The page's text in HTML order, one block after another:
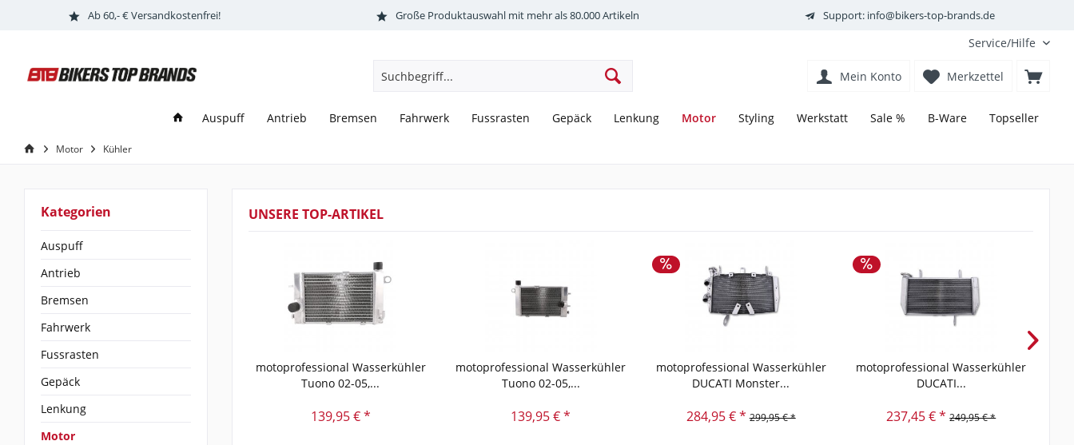
Ab 60,- € Versandkostenfrei! Große Produktauswahl mit mehr als 80.000 Artikeln Support: info@bikers-top-brands.de
Service/Hilfe
Merkzettel
Mein Konto
Auspuff Antrieb Bremsen Fahrwerk Fussrasten Gepäck Lenkung Motor Styling Werkstatt Sale % B-Ware Topseller
Motor Kühler
Kategorien
Auspuff
Antrieb
Bremsen
Fahrwerk
Fussrasten
Gepäck
Lenkung
Motor
UNSERE TOP-ARTIKEL
motoprofessional Wasserkühler
Tuono 02-05,...
139,95 € *
motoprofessional Wasserkühler
Tuono 02-05,...
139,95 € *
motoprofessional Wasserkühler
DUCATI Monster...
284,95 € * 299,95 € *
motoprofessional Wasserkühler
DUCATI...
237,45 € * 249,95 € *